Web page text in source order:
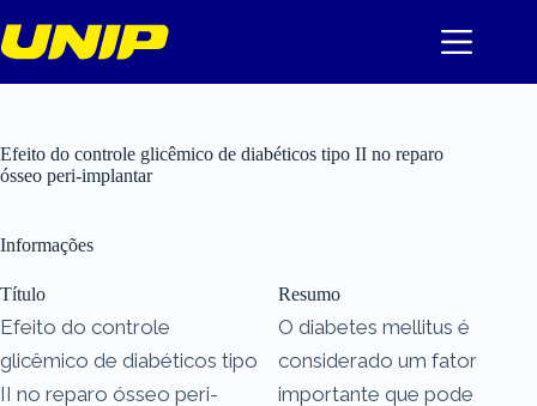
para
o
Efeito do controle glicêmico de diabéticos tipo II no reparo
ósseo peri-implantar
Informações
Título
Efeito do controle
glicêmico de diabéticos tipo
II no reparo ósseo peri-
Resumo
O diabetes mellitus é
considerado um fator
importante que pode